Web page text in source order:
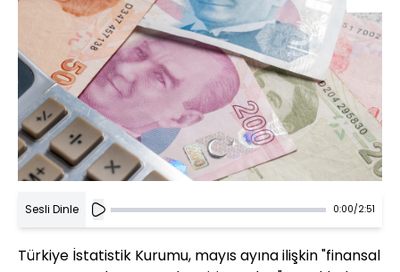
Sesli Dinle 0:00/2:51
Türkiye İstatistik Kurumu, mayıs ayına ilişkin "finansal